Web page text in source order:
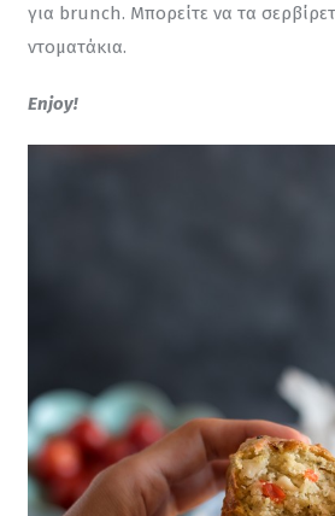
για brunch. Μπορείτε να τα
ντοματάκια.
Enjoy!